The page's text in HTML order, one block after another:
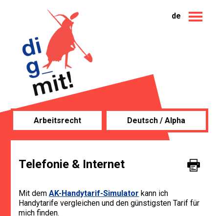
de
Arbeitsrecht Deutsch / Alpha
Telefonie & Internet
Mit demAK- Handytarif-Simulator kann ich
Handytarife vergleichen und den günstigsten Tarif für
mich finden.